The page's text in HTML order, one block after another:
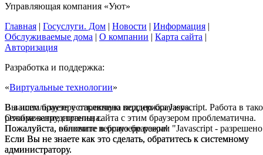
Управляющая компания «Уют»
Главная | Госуслуги. Дом | Новости | Информация |
Обслуживаемые дома | О компании | Карта сайта |
Авторизация
Разработка и поддержка:
«Виртуальные технологии»
В вашем браузере отключена поддержка Jasvscript. Работа в
режиме затруднительна.
Пожалуйста, включите в браузере режим "Javascript -
Если Вы не знаете как это сделать, обратитесь к системному
администратору.
Вы используете устаревшую версию браузера.
Отображение страниц сайта с этим браузером проблематична.
Пожалуйста, обновите версию браузера!
Если Вы не знаете как это сделать, обратитесь к системному
администратору.